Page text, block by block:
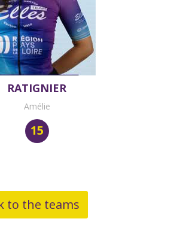
RATIGNIER
Amélie
15
to the teams